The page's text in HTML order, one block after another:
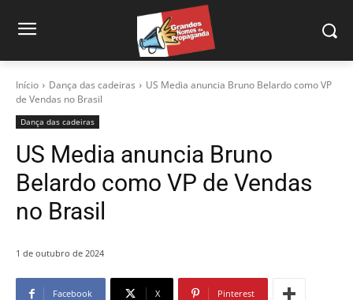
Início Dança das cadeiras
US Media anuncia Bruno Belardo como VP
de Vendas no Brasil
Dança das cadeiras
US Media anuncia Bruno
Belardo como VP de Vendas
no Brasil
1 de outubro de 2024
Facebook X Pinterest